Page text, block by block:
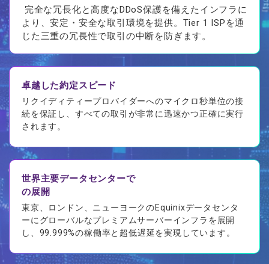
完全な冗長化と高度なDDoS保護を備えたインフラに
より、安定・安全な取引環境を提供。Tier 1 ISPを通
じた三重の冗長性で取引の中断を防ぎます。
卓越した約定スピード
リクイディティープロバイダーへのマイクロ秒単位の接
続を保証し、すべての取引が非常に迅速かつ正確に実行
されます。
世界主要データセンターで
の展開
東京、ロンドン、ニューヨークのEquinixデータセンタ
ーにグローバルなプレミアムサーバーインフラを展開
し、99.999%の稼働率と超低遅延を実現しています。